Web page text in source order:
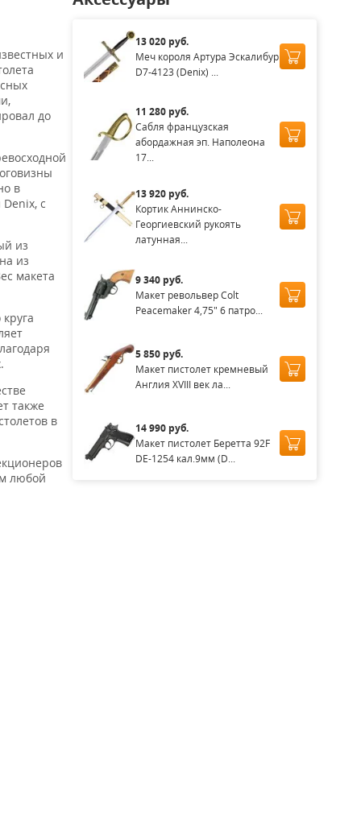
и
до
в
с
из
из
макета
также
в
любой
13 020 руб.
Меч короля Артура Эскалибур
D7-4123 (Denix) ...
11 280 руб.
Сабля французская
абордажная эп. Наполеона
17...
13 920 руб.
Кортик Аннинско-
Георгиевский рукоять
латунная...
9 340 руб.
Макет револьвер Colt
Peacemaker 4,75" 6 патро...
5 850 руб.
Макет пистолет кремневый
Англия XVIII век ла...
14 990 руб.
Макет пистолет Беретта 92F
DE-1254 кал.9мм (D...